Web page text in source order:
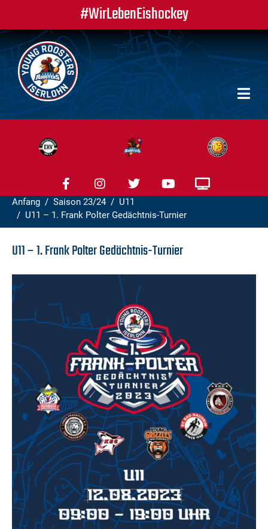
#WirLebenEishockey
Anfang Saison 23/24
U11
U11 – 1. Frank Polter Gedächtnis-Turnier
U11 – 1. Frank Polter Gedächtnis-Turnier